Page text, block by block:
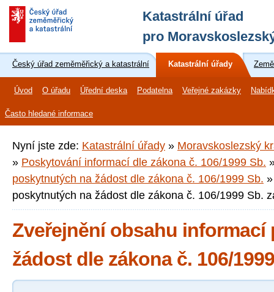
Katastrální úřad
pro
Český úřad zeměměřický a katastrální Katastrální úřady
Úvod O úřadu Úřední deska Podatelna Veřejné zakázky
Často hledané informace
Nyní jste zde: Katastrální úřady » Moravskoslezský
» Poskytování informací dle zákona č. 106/1999 Sb.
poskytnutých na žádost dle zákona č. 106/1999 Sb.
poskytnutých na žádost dle zákona č. 106/1999 Sb.
Zveřejnění obsahu
žádost dle zákona č. 106/